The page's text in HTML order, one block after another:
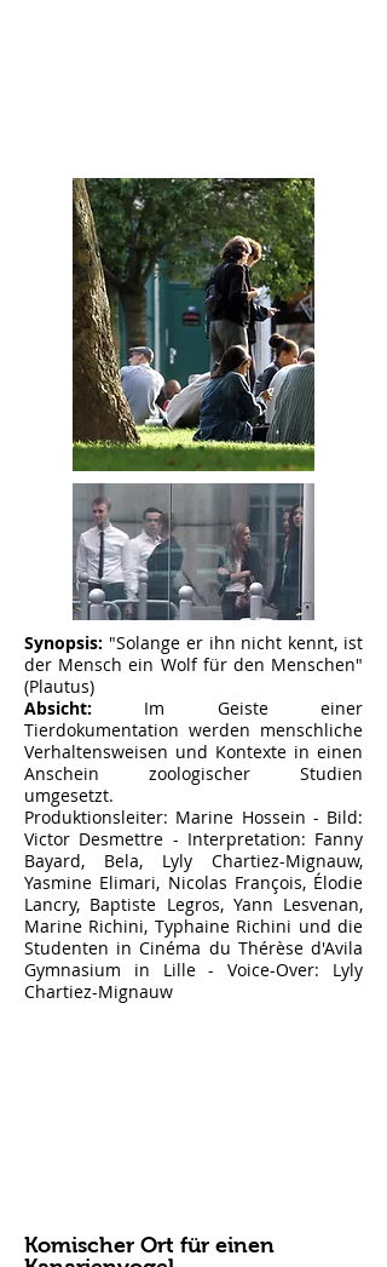
Synopsis: "Solange er ihn nicht kennt, ist
der Mensch ein Wolf für den Menschen"
(Plautus)
Absicht: Im Geiste einer
Tierdokumentation werden menschliche
Verhaltensweisen und Kontexte in einen
Anschein zoologischer Studien
umgesetzt.
Produktionsleiter: Marine Hossein - Bild:
Victor Desmettre - Interpretation: Fanny
Bayard, Bela, Lyly Chartiez-Mignauw,
Yasmine Elimari, Nicolas François, Élodie
Lancry, Baptiste Legros, Yann Lesvenan,
Marine Richini, Typhaine Richini und die
Studenten in Cinéma du Thérèse d'Avila
Gymnasium in Lille - Voice-Over: Lyly
Chartiez-Mignauw
Komischer Ort für einen